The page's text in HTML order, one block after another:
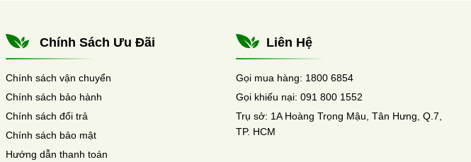
Chính Sách Ưu Đãi
Chính sách vận chuyển
Chính sách bảo hành
Chính sách đổi trả
Chính sách bảo mật
Hướng dẫn thanh toán
Liên Hệ
Gọi mua hàng: 1800 6854
Gọi khiếu nại: 091 800 1552
Trụ sở: 1A Hoàng Trọng Mậu, Tân Hưng, Q.7,
TP. HCM